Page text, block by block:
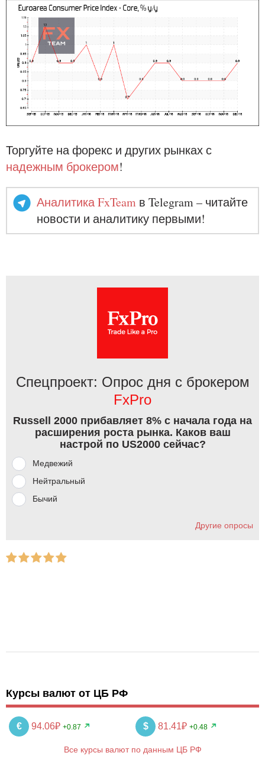
Торгуйте на форекс и других рынках с
надежным брокером!
Аналитика FxTeam в Telegram – читайте
новости и аналитику первыми!
Спецпроект: Опрос дня с брокером
FxPro
Russell 2000 прибавляет 8% с начала года на
расширения роста рынка. Каков ваш
настрой по US2000 сейчас?
Медвежий
Нейтральный
Бычий
Другие опросы
Курсы валют от ЦБ РФ
€ 94.06₽ +0.87 $ 81.41₽ +0.48
Все курсы валют по данным ЦБ РФ